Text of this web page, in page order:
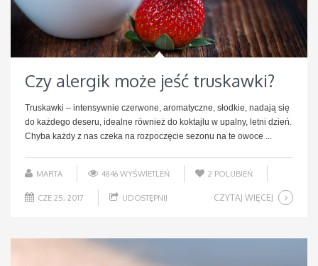
Czy alergik może jeść truskawki?
Truskawki – intensywnie czerwone, aromatyczne, słodkie, nadają się
do każdego deseru, idealne również do koktajlu w upalny, letni dzień.
Chyba każdy z nas czeka na rozpoczęcie sezonu na te owoce ...
MARTA 4846 WYŚWIETLEŃ 2 POLUBIEŃ
CZE 25, 2017 UDOSTĘPNIJ CZYTAJ WIĘCEJ